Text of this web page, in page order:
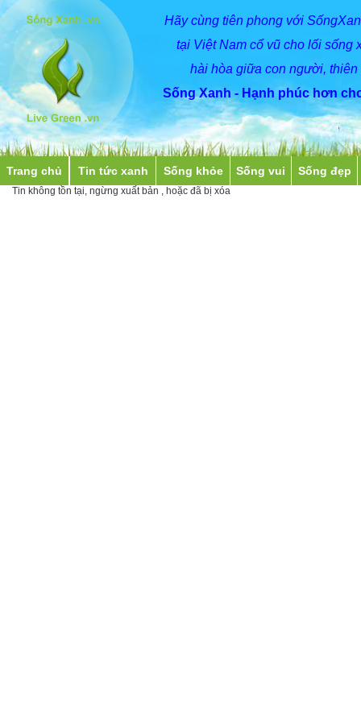
Hãycùng tiên phong với
tại Việt Nam cổ vũ cho lối sống
hài hòa giữa con người, thiên
Sống Xanh - Hạnh phúc hơn
Trang chủ Tin tức xanh Sống khỏe Sống vui Sống đẹp
Tin không tồn tại, ngừng xuất bản , hoặc đã bị xóa